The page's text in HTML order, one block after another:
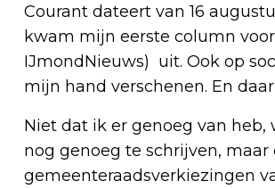
Courant dateert van 16
kwam mijn eerste column
IJmondNieuws) uit. Ook op
mijn hand verschenen. En
Niet dat ik er genoeg van
nog genoeg te schrijven,
gemeenteraadsverkiezingen